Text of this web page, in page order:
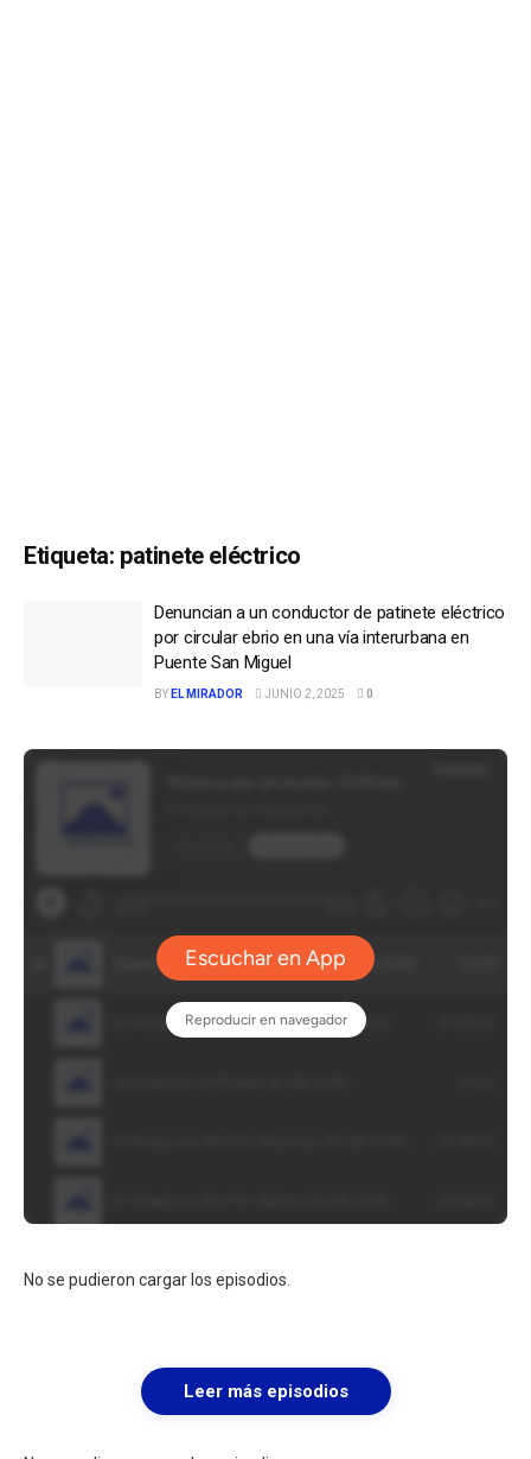
Etiqueta: patinete eléctrico
Denuncian a un conductor de patinete eléctrico
por circular ebrio en una vía interurbana en
Puente San Miguel
BY EL MIRADOR JUNIO 2, 2025 0
No se pudieron cargar los episodios.
Leer más episodios